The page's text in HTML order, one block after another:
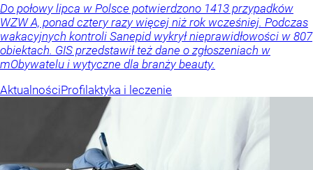
Do połowy lipca w Polsce potwierdzono 1413 przypadków
WZW A, ponad cztery razy więcej niż rok wcześniej. Podczas
wakacyjnych kontroli Sanepid wykrył nieprawidłowości w 807
obiektach. GIS przedstawił też dane o zgłoszeniach w
mObywatelu i wytyczne dla branży beauty.
AktualnościProfilaktyka i leczenie